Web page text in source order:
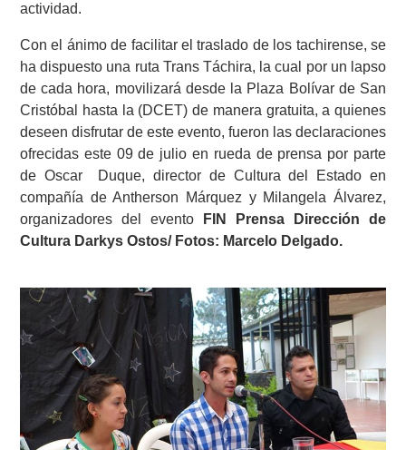
actividad.
Con el ánimo de facilitar el traslado de los tachirense, se
ha dispuesto una ruta Trans Táchira, la cual por un lapso
de cada hora, movilizará desde la Plaza Bolívar de San
Cristóbal hasta la (DCET) de manera gratuita, a quienes
deseen disfrutar de este evento, fueron las declaraciones
ofrecidas este 09 de julio en rueda de prensa por parte
de Oscar Duque, director de Cultura del Estado en
compañía de Antherson Márquez y Milangela Álvarez,
organizadores del evento
FIN Prensa Dirección de
Cultura Darkys Ostos/ Fotos: Marcelo Delgado.